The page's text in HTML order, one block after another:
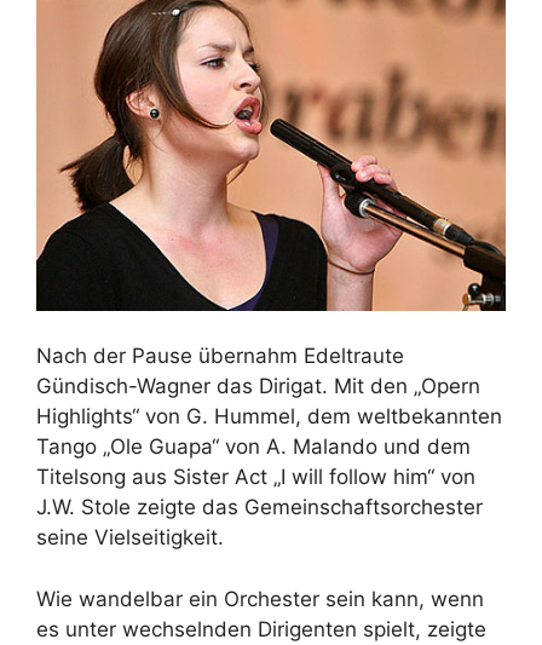
Nach der Pause übernahm Edeltraute
Gündisch-Wagner das Dirigat. Mit den „Opern
Highlights“ von G. Hummel, dem weltbekannten
Tango „Ole Guapa“ von A. Malando und dem
Titelsong aus Sister Act „I will follow him“ von
J.W. Stole zeigte das Gemeinschaftsorchester
seine Vielseitigkeit.
Wie wandelbar ein Orchester sein kann, wenn
es unter wechselnden Dirigenten spielt, zeigte